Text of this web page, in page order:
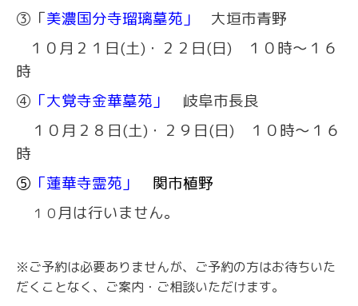
③ 「美濃国分寺瑠璃墓苑」
大垣市青野
１０月２１日(土)・２２日(日) １０時～１６
時
④ 「大覚寺金華墓苑」
岐阜市長良
１０月２８日(土)・２９日(日) １０時～１６
時
⑤ 「蓮華寺霊苑」 関市植野
１０ 月は行いません。
※ご予約は必要ありませんが、ご予約の方はお待ちいた
だくことなく、ご案内・ご相談いただけます。